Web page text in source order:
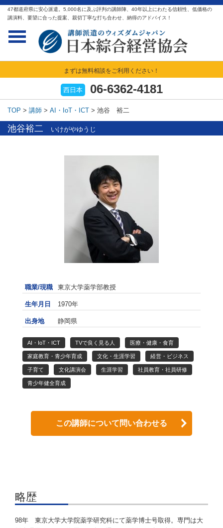
47都道府県に安心派遣。5,000名に及ぶ評判の講師陣、40年以上にわたる信頼性、低価格の
講演料、要望に合った提案、親切丁寧な打ち合わせ、納得のアドバイス！
まずは無料相談をご利用ください！
西日本 06-6362-4181
TOP > 講師 > AI・IoT・ICT > 池谷 裕二
池谷裕二 いけがやゆうじ
職業/現職 東京大学薬学部教授
生年月日 1970年
出身地 静岡県
AI・IoT・ICT TVで良く見る人 医療・健康・食育
家庭教育・青少年育成 文化・生涯学習 経営・ビジネス
子育て 文化講演会 生涯学習 社員教育・社員研修
青少年健全育成
この講師について問い合わせる
略歴
98年 東京大学大学院薬学研究科にて薬学博士号取得。専門は大